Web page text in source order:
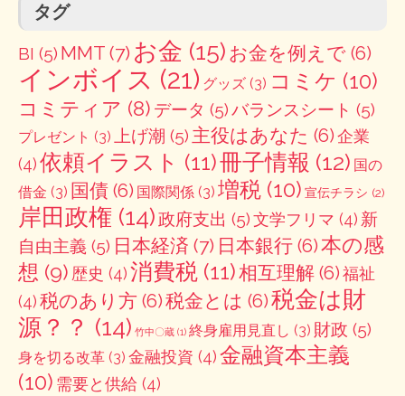
タグ
BI (5) MMT (7) お金 (15) お金を例えで (6)
インボイス (21) グッズ (3) コミケ (10)
コミティア (8) データ (5)バランスシート (5)
プレゼント (3) 上げ潮 (5) 主役はあなた (6)企業
(4)依頼イラスト (11)冊子情報 (12) 国の
借金 (3) 国債 (6) 国際関係 (3) 増税 (10) 宣伝チラシ (2)
岸田政権 (14)政府支出 (5)文学フリマ (4) 新
自由主義 (5) 日本経済 (7) 日本銀行 (6)本の感
想 (9) 歴史 (4)消費税 (11)相互理解 (6)福祉
(4)税のあり方 (6)税金とは (6)税金は財
源？？ (14) 竹中〇蔵 (1) 終身雇用見直し (3) 財政 (5)
身を切る改革 (3) 金融投資 (4)金融資本主義
(10) 需要と供給 (4)